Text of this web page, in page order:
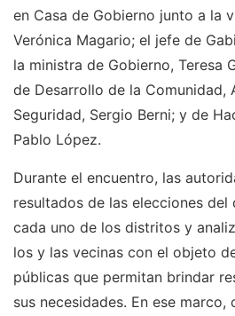
en Casa de Gobierno junto a la
Verónica Magario; el jefe de
la ministra de Gobierno, Teresa
de Desarrollo de la Comunidad,
Seguridad, Sergio Berni; y de
Pablo López.
Durante el encuentro, las
resultados de las elecciones
cada uno de los distritos y
los y las vecinas con el objeto
públicas que permitan brindar
sus necesidades. En ese marco,